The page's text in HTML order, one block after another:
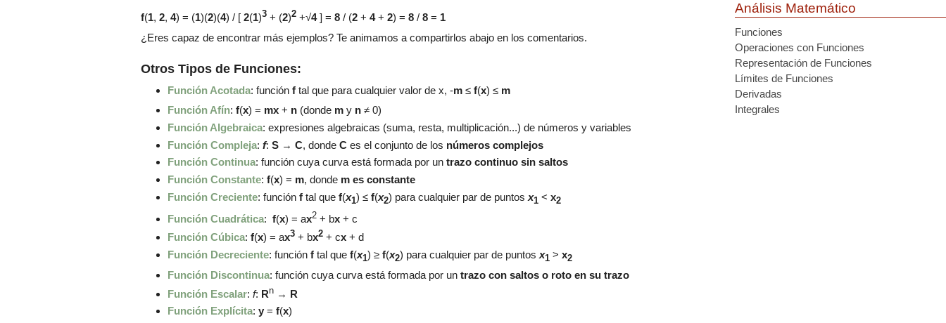
f(1, 2, 4) = (1)(2)(4) / [ 2(1)3 + (2)2 +√4] = 8 / (2 + 4+ 2) = 8 / 8 = 1
¿Eres capaz de encontrar más ejemplos? Te animamos a compartirlos abajo en los comentarios.
Otros Tipos de Funciones:
Función Acotada: función f tal que para cualquier valor de x, -m ≤ f(x) ≤ m
Función Afín: f(x) = mx + n (donde m y n ≠ 0)
Función Algebraica: expresiones algebraicas (suma, resta, multiplicación...) de números y variables
Función Compleja: f: S → C, donde C es el conjunto de los números complejos
Función Continua: función cuya curva está formada por un trazo continuo sin saltos
Función Constante: f(x) = m, donde m es constante
Función Creciente: función f tal que f(x1) ≤ f(x2) para cualquier par de puntos x1 < x2
Función Cuadrática: f(x) = ax2+ bx+ c
Función Cúbica: f(x) = ax3 + bx2 + cx + d
Función Decreciente: función f tal que f(x1) ≥ f(x2) para cualquier par de puntos x1 > x2
Función Discontinua: función cuya curva está formada por un trazo con saltos o roto en su trazo
Función Escalar: f: Rn→ R
Función Explícita: y = f(x)
Análisis Matemático
Funciones
Operaciones con Funciones
Representación de Funciones
Límites de Funciones
Derivadas
Integrales